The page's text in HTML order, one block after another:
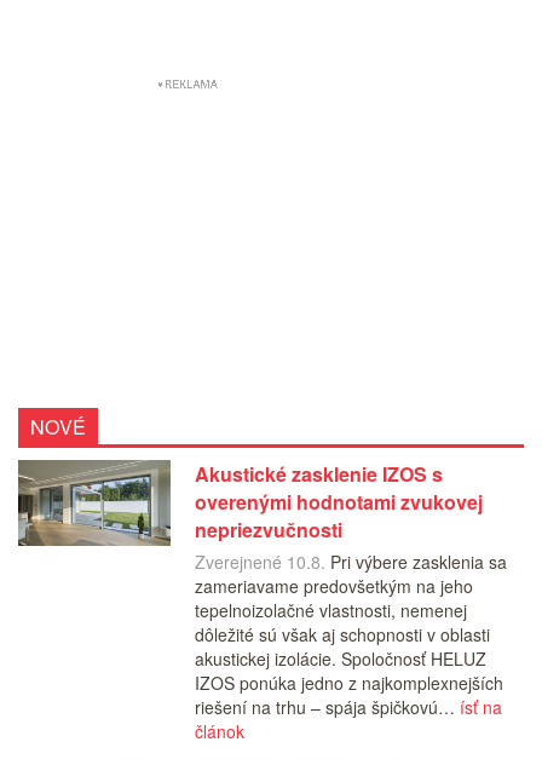
NOVÉ
Akustické zasklenie IZOS s
overenými hodnotami zvukovej
nepriezvučnosti
Zverejnené 10.8. Pri výbere zasklenia sa
zameriavame predovšetkým na jeho
tepelnoizolačné vlastnosti, nemenej
dôležité sú však aj schopnosti v oblasti
akustickej izolácie. Spoločnosť HELUZ
IZOS ponúka jedno z najkomplexnejších
riešení na trhu – spája špičkovú… ísť na
článok